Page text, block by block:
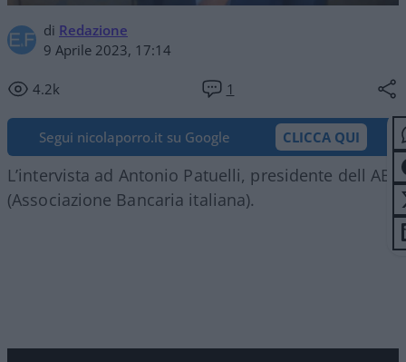
di Redazione
9 Aprile 2023, 17:14
4.2k 1
Segui nicolaporro.it su Google CLICCA QUI
L’intervista ad Antonio Patuelli, presidente dell ABI
(Associazione Bancaria italiana).